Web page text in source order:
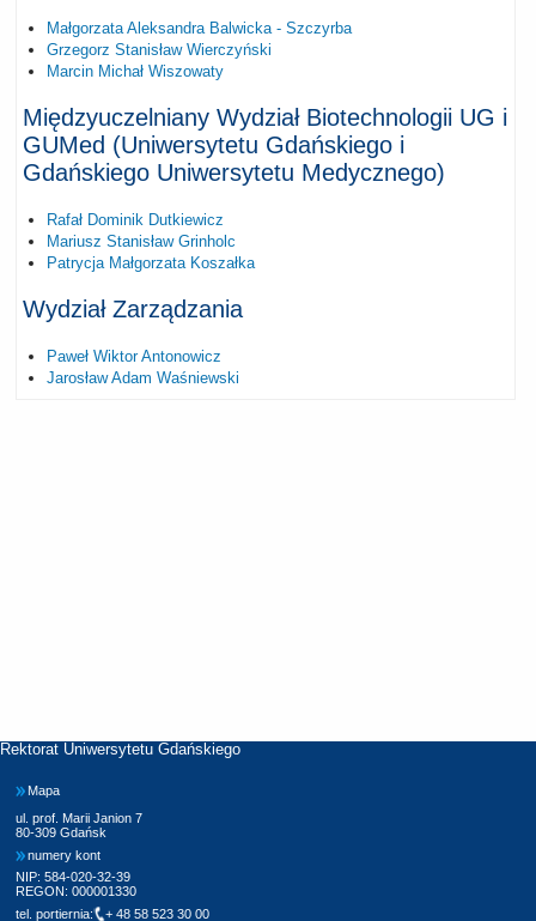
Małgorzata Aleksandra Balwicka - Szczyrba
Grzegorz Stanisław Wierczyński
Marcin Michał Wiszowaty
Międzyuczelniany Wydział Biotechnologii UG i
GUMed (Uniwersytetu Gdańskiego i
Gdańskiego Uniwersytetu Medycznego)
Rafał Dominik Dutkiewicz
Mariusz Stanisław Grinholc
Patrycja Małgorzata Koszałka
Wydział Zarządzania
Paweł Wiktor Antonowicz
Jarosław Adam Waśniewski
Rektorat Uniwersytetu Gdańskiego
Mapa
ul. prof. Marii Janion 7
80-309 Gdańsk
numery kont
NIP: 584-020-32-39
REGON: 000001330
tel. portiernia:
+ 48 58 523 30 00